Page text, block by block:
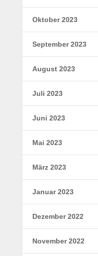
Oktober 2023
September 2023
August 2023
Juli 2023
Juni 2023
Mai 2023
März 2023
Januar 2023
Dezember 2022
November 2022